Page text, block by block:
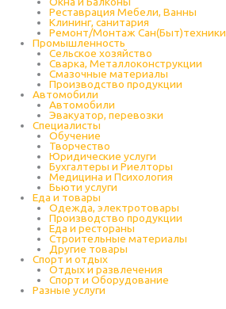
Реставрация Мебели, Ванны
Клининг, санитария
Ремонт/Монтаж Сан(Быт)техники
Промышленность
Cельское хозяйство
Сварка, Металлоконструкции
Cмазочные материалы
Производство продукции
Автомобили
Автомобили
Эвакуатор, перевозки
Специалисты
Обучение
Творчество
Юридические услуги
Бухгалтеры и Риелторы
Медицина и Психология
Бьюти услуги
Еда и товары
Одежда, электротовары
Производство продукции
Еда и рестораны
Строительные материалы
Другие товары
Спорт и отдых
Отдых и развлечения
Спорт и Оборудование
Разные услуги